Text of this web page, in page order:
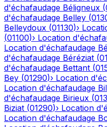
d'échafaudage Béligneux (
d'échafaudage Belley (
Belleydoux (01130)›
(01100)› Location
Location d'échafaudage
d'échafaudage Béréziat (
d'échafaudage Bettant (
Bey (01290)› Location
Location d'échafaudage
d'échafaudage Birieux (
Biziat (01290)› Location
Location d'échafaudage